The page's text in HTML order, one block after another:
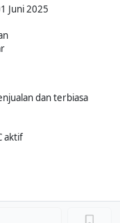
Juni 2025
dan terbiasa
aktif